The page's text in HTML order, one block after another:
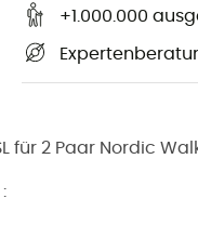
+1.000.000
für 2 Paar Nordic
: